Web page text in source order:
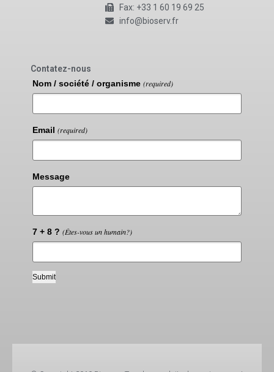
Fax: +33 1 60 19 69 25
info@bioserv.fr
Contatez-nous
Nom / société / organisme (required)
Email (required)
Message
7 + 8 ? (Êtes-vous un humain?)